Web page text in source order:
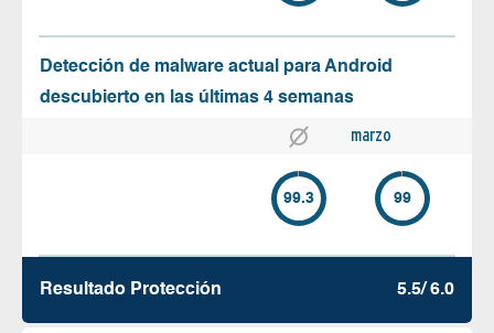
Detección de malware actual para Android
descubierto en las últimas 4 semanas
marzo
99.3 99
Resultado Protección 5.5/ 6.0